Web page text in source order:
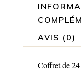
AVIS (0)
Coffret de